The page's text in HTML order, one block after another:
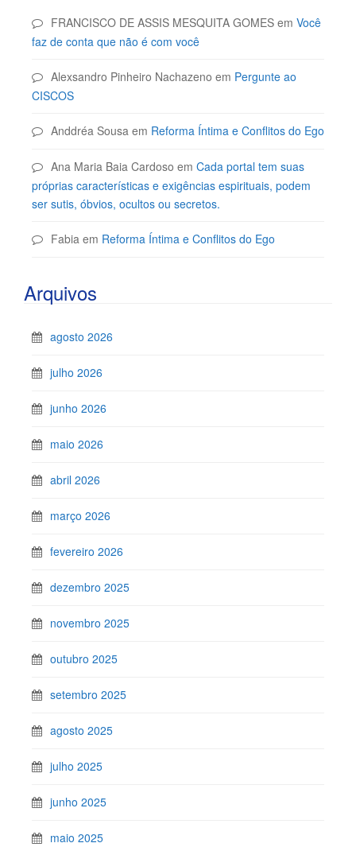
FRANCISCO DE ASSIS MESQUITA GOMES em Você
faz de conta que não é com você
Alexsandro Pinheiro Nachazeno em Pergunte ao
CISCOS
Anddréa Sousa em Reforma Íntima e Conflitos do Ego
Ana Maria Baia Cardoso em Cada portal tem suas
próprias características e exigências espirituais, podem
ser sutis, óbvios, ocultos ou secretos.
Fabia em Reforma Íntima e Conflitos do Ego
Arquivos
agosto 2026
julho 2026
junho 2026
maio 2026
abril 2026
março 2026
fevereiro 2026
dezembro 2025
novembro 2025
outubro 2025
setembro 2025
agosto 2025
julho 2025
junho 2025
maio 2025